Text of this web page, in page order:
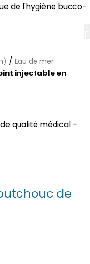
/ Eau de mer
injectable en
de